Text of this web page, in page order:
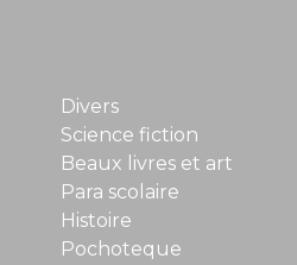
Divers
Science fiction
Beaux livres et art
Para scolaire
Histoire
Pochoteque